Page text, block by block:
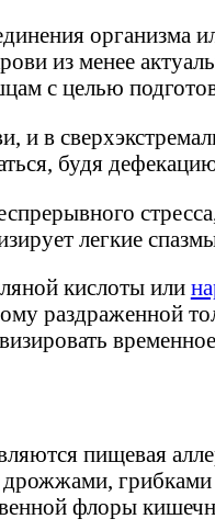
организма
из менее
с целью
и в
будя
легкие
кислоты или
раздраженной
пищевая
грибками
флоры